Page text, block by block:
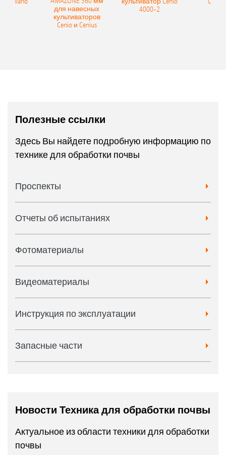
для навесных
культиваторов
Cenio и Cenius
4000-2
Полезные ссылки
Здесь Вы найдете подробную информацию по
технике для обработки почвы
Проспекты
Отчеты об испытаниях
Фотоматериалы
Видеоматериалы
Инструкция по эксплуатации
Запасные части
Новости Техника для обработки почвы
Актуальное из области техники для обработки
почвы